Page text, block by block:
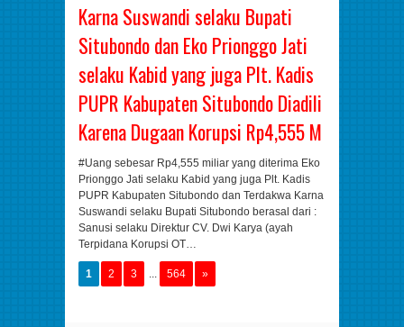
Karna Suswandi selaku Bupati
Situbondo dan Eko Prionggo Jati
selaku Kabid yang juga Plt. Kadis
PUPR Kabupaten Situbondo Diadili
Karena Dugaan Korupsi Rp4,555 M
#Uang sebesar Rp4,555 miliar yang diterima Eko
Prionggo Jati selaku Kabid yang juga Plt. Kadis
PUPR Kabupaten Situbondo dan Terdakwa Karna
Suswandi selaku Bupati Situbondo berasal dari :
Sanusi selaku Direktur CV. Dwi Karya (ayah
Terpidana Korupsi OT…
1 2 3 564 »